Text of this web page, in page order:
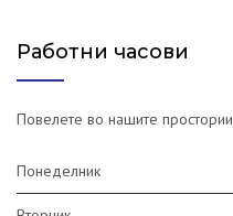
Работни часови
Повелете во нашите простории
Понеделник